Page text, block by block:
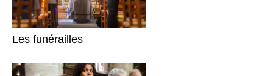
Les funérailles